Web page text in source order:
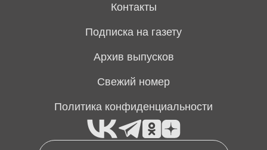
Контакты
Подписка на газету
Архив выпусков
Свежий номер
Политика конфиденциальности